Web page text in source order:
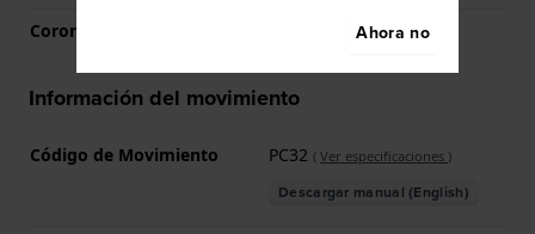
Corona
Corona tipo pull
Información del movimiento
Código de Movimiento PC32 ( Ver especificaciones )
Descargar manual (English)
Ahora no